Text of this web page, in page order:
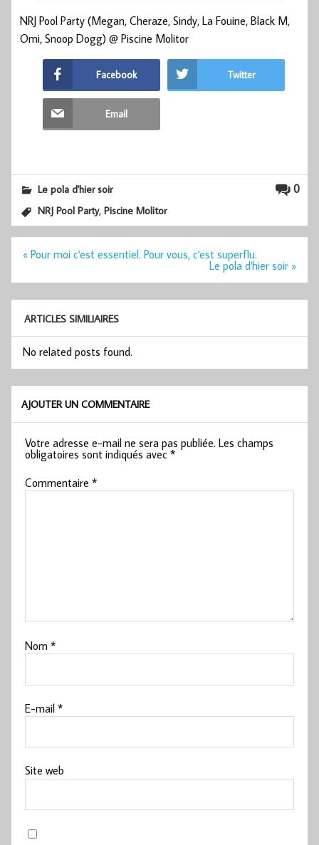
NRJ Pool Party (Megan, Cheraze, Sindy, La Fouine, Black M,
Omi, Snoop Dogg) @ Piscine Molitor
Facebook Twitter
Email
0
Le pola d'hier soir
NRJ Pool Party,Piscine Molitor
Navigation
« Pour moi c'est essentiel. Pour vous, c'est superflu.
Le pola d'hier soir »
ARTICLES SIMILIAIRES
No related posts found.
AJOUTER UN COMMENTAIRE
Votre adresse e-mail ne sera pas publiée. Les champs
obligatoires sont indiqués avec*
Commentaire*
Nom*
E-mail*
Site web